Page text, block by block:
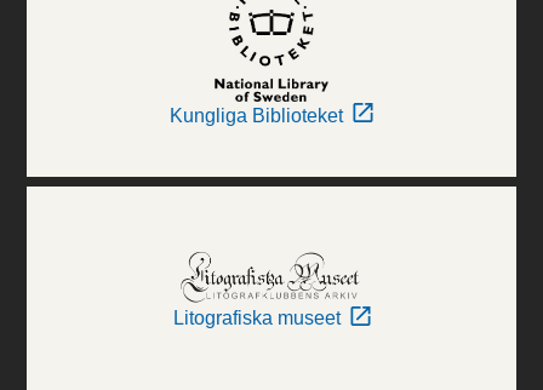
Kungliga Biblioteket
Litografiska museet